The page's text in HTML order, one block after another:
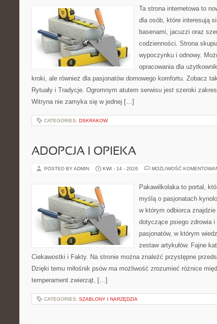
Ta strona internetowa to
dla osób, które interesują
basenami, jacuzzi oraz
codzienności. Strona
wypoczynku i odnowy.
opracowania dla
kroki, ale również dla pasjonatów domowego komfortu. Zobacz
Rytuały i Tradycje. Ogromnym atutem serwisu jest szeroki
Witryna nie zamyka się w jednej […]
CATEGORIES: DSKRAKOW
ADOPCJA I OPIEKA
POSTED BY ADMIN KWI - 14 - 2026 MOŻLIWOŚĆ
Pakawilkolaka to portal,
myślą o pasjonatach
w którym odbiorca
dotyczące psiego zdrowia
pasjonatów, w którym
zestaw artykułów. Fajne
Ciekawostki i Fakty. Na stronie można znaleźć przystępne
Dzięki temu miłośnik psów ma możliwość zrozumieć różnice
temperament zwierząt, […]
CATEGORIES: SZABLONY I NARZĘDZIA